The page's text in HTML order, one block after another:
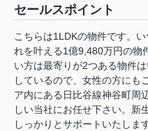
セールスポイント
こちらは1LDKの物件です。
れを叶える1億9,480万円の物
い方は最寄りが2つある物件
しているので、女性の方にも
ア内にある日比谷線神谷町周
しい当社にお任せ下さい。新
しっかりとサポートいたします